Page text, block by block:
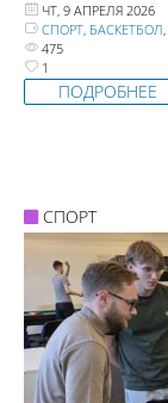
ЧТ, 9 АПРЕЛЯ 2026
СПОРТ, БАСКЕТБОЛ,
475
1
ПОДРОБНЕЕ
СПОРТ